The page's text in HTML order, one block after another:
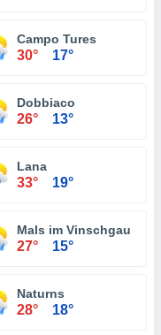
Campo Tures
30° 17°
Dobbiaco
26° 13°
Lana
33° 19°
Mals im Vinschgau
27° 15°
Naturns
28° 18°